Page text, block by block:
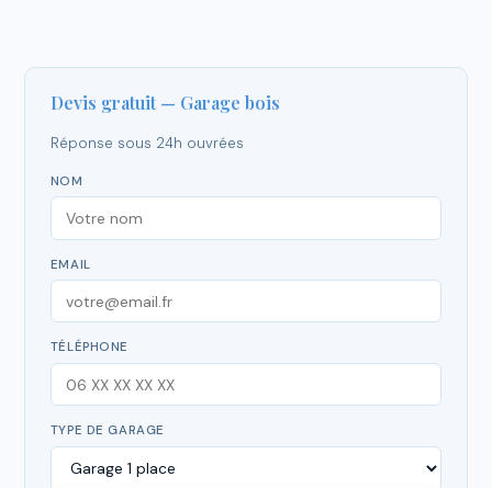
Devis gratuit — Garage bois
Réponse sous 24h ouvrées
NOM
EMAIL
TÉLÉPHONE
TYPE DE GARAGE